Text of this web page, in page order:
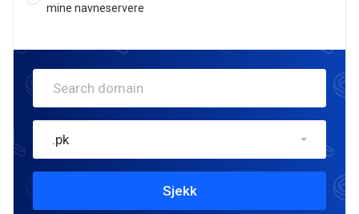
mine navneservere
.pk
Sjekk